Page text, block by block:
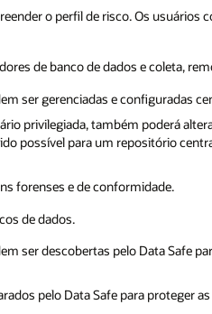
o perfil de risco. Os
de banco de dados e coleta,
ser gerenciadas e configuradas
privilegiada, também poderá
possível para um repositório
forenses e de conformidade.
de dados.
ser descobertas pelo Data Safe
pelo Data Safe para proteger